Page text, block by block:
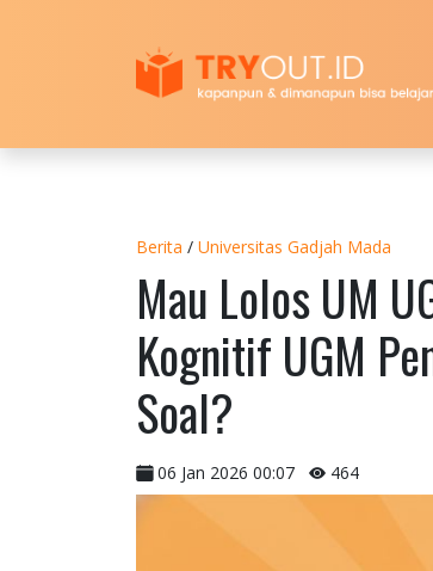
Berita / Universitas Gadjah Mada
Mau Lolos UM
Kognitif UGM
Soal?
06 Jan 2026 00:07 464